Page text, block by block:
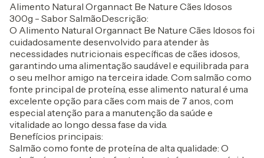
Alimento Natural Organnact Be Nature Cães Idosos
300g - Sabor SalmãoDescrição:
O Alimento Natural Organnact Be Nature Cães Idosos foi
cuidadosamente desenvolvido para atender às
necessidades nutricionais específicas de cães idosos,
garantindo uma alimentação saudável e equilibrada para
o seu melhor amigo na terceira idade. Com salmão como
fonte principal de proteína, esse alimento natural é uma
excelente opção para cães com mais de 7 anos, com
especial atenção para a manutenção da saúde e
vitalidade ao longo dessa fase da vida.
Benefícios principais:
Salmão como fonte de proteína de alta qualidade: O